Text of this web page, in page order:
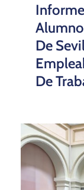
De
De